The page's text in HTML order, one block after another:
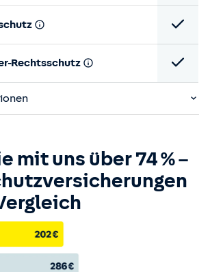
Rechtsschutz
mit uns über 74 % –